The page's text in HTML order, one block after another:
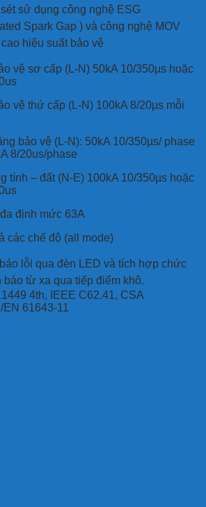
sử dụng công nghệ ESG
Spark Gap ) và công nghệ MOV
hiệu suất bảo vệ
vệ sơ cấp (L-N) 50kA 10/350µs hoặc
vệ thứ cấp (L-N) 100kA 8/20µs mỗi
bảo vệ (L-N): 50kA 10/350µs/ phase
8/20us/phase
tính – đất (N-E) 100kA 10/350µs hoặc
định mức 63A
các chế độ (all mode)
lỗi qua đèn LED và tích hợp chức
báo từ xa qua tiếp điểm khô.
4th, IEEE C62.41, CSA
EN 61643-11